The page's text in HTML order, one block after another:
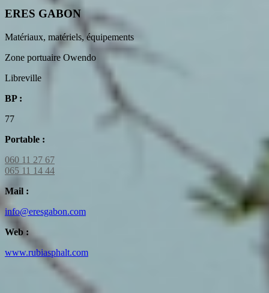
ERES GABON
Matériaux, matériels, équipements
Zone portuaire Owendo
Libreville
BP :
77
Portable :
060 11 27 67
065 11 14 44
Mail :
info@eresgabon.com
Web :
www.rubiasphalt.com